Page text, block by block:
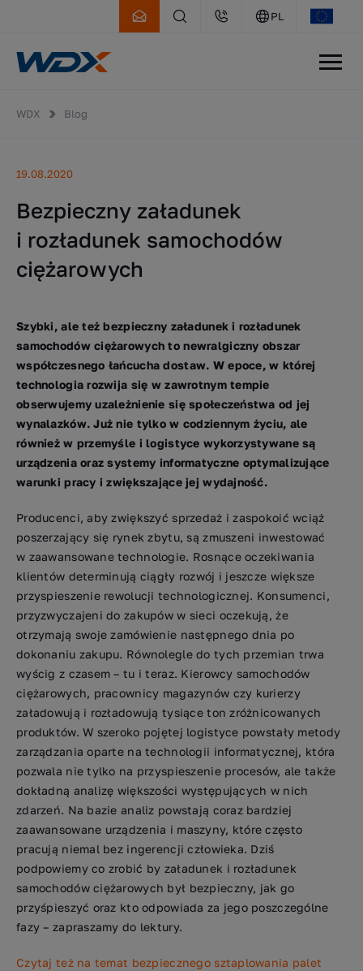
PL
WDX Blog
19.08.2020
Bezpieczny załadunek
i rozładunek samochodów
ciężarowych
Szybki, ale też bezpieczny załadunek i rozładunek
samochodów ciężarowych to newralgiczny obszar
współczesnego łańcucha dostaw. W epoce, w której
technologia rozwija się w zawrotnym tempie
obserwujemy uzależnienie się społeczeństwa od jej
wynalazków. Już nie tylko w codziennym życiu, ale
również w przemyśle i logistyce wykorzystywane są
urządzenia oraz systemy informatyczne optymalizujące
warunki pracy i zwiększające jej wydajność.
Producenci, aby zwiększyć sprzedaż i zaspokoić wciąż
poszerzający się rynek zbytu, są zmuszeni inwestować
w zaawansowane technologie. Rosnące oczekiwania
klientów determinują ciągły rozwój i jeszcze większe
przyspieszenie rewolucji technologicznej. Konsumenci,
przyzwyczajeni do zakupów w sieci oczekują, że
otrzymają swoje zamówienie następnego dnia po
dokonaniu zakupu. Równolegle do tych przemian trwa
wyścig z czasem – tu i teraz. Kierowcy samochodów
ciężarowych, pracownicy magazynów czy kurierzy
załadowują i rozładowują tysiące ton zróżnicowanych
produktów. W szeroko pojętej logistyce powstały metody
zarządzania oparte na technologii informatycznej, która
pozwala nie tylko na przyspieszenie procesów, ale także
dokładną analizę większości występujących w nich
zdarzeń. Na bazie analiz powstają coraz bardziej
zaawansowane urządzenia i maszyny, które często
pracują niemal bez ingerencji człowieka. Dziś
podpowiemy co zrobić by załadunek i rozładunek
samochodów ciężarowych był bezpieczny, jak go
przyśpieszyć oraz kto odpowiada za jego poszczególne
fazy – zapraszamy do lektury.
Czytaj też na temat bezpiecznego sztaplowania palet